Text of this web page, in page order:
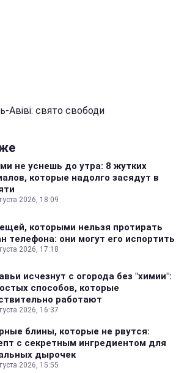
Авіві: свято свободи
не уснешь до утра: 8 жутких
которые надолго засядут в
2026, 18:09
которыми нельзя протирать
телефона: они могут его испортить
2026, 17:18
исчезнут с огорода без "химии":
способов, которые
работают
2026, 16:37
блины, которые не рвутся:
с секретным ингредиентом для
дырочек
2026, 15:55